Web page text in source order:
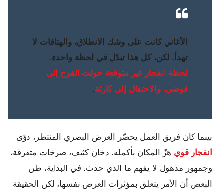
تهدأ. لكن، كل هذا تبدّل في لحظة واحدة.
لحظة انفجار غير متوقعة حولت الفرح إلى
فوضى، والاحتفال إلى كارثة.
بينما كان فريق العمل يحضّر العرض البصري المنتظر، دوّى
انفجار قوي هزّ المكان بأكمله. دخان كثيف، صرخات متفرقة،
وجمهور مذهول لا يفهم ما الذي حدث. في البداية، ظن
البعض أن الأمر يتعلق بمؤثرات العرض نفسها، لكن الحقيقة